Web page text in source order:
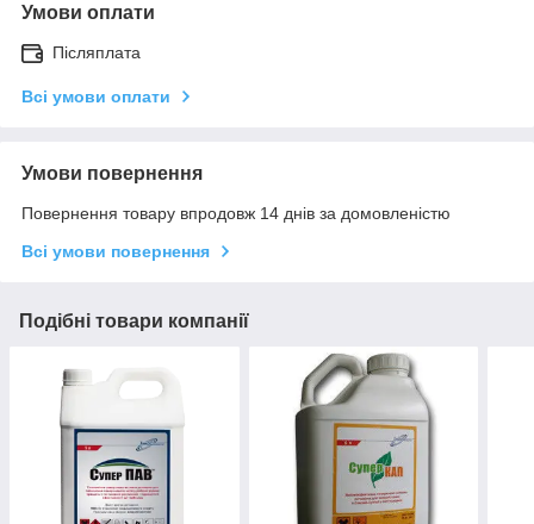
Умови оплати
Післяплата
Всі умови оплати
Умови повернення
Повернення товару впродовж 14 днів за домовленістю
Всі умови повернення
Подібні товари компанії